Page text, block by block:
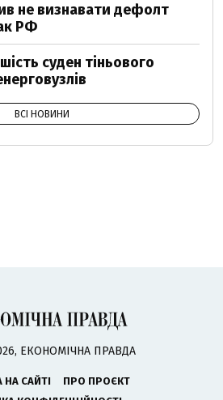
не визнавати дефолт
РФ
суден тіньового
ВСІ НОВИНИ
ЕКОНОМІЧНА ПРАВДА
НА САЙТІ
ПРО ПРОЄКТ